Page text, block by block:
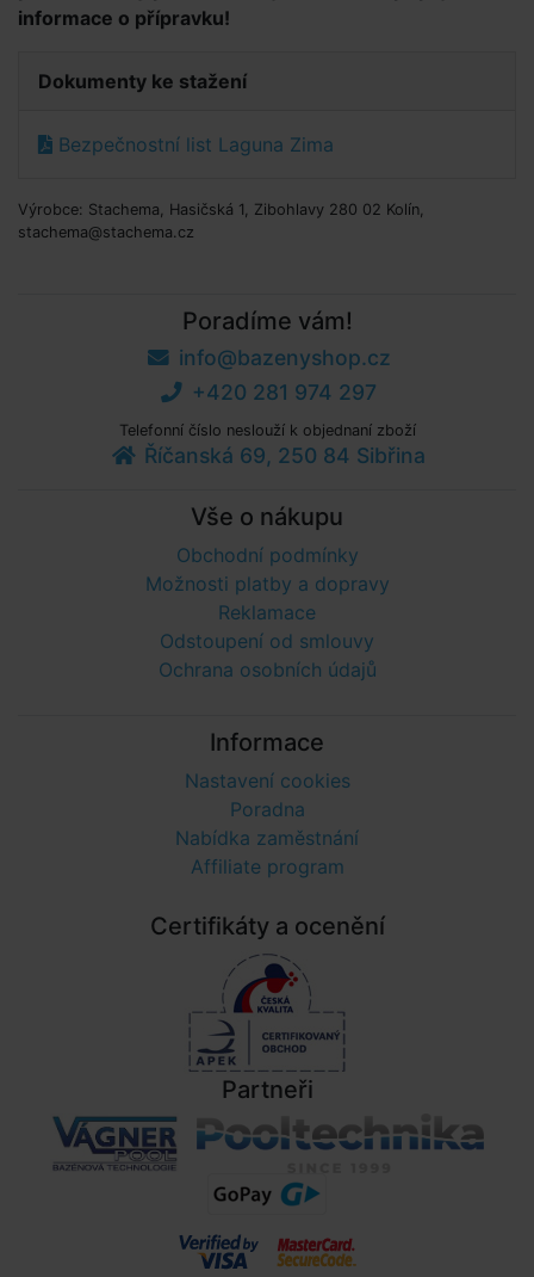
informace o přípravku!
Dokumenty ke stažení
Bezpečnostní list Laguna Zima
Výrobce: Stachema, Hasičská 1, Zibohlavy 280 02 Kolín,
stachema@stachema.cz
Poradíme vám!
info@bazenyshop.cz
+420 281 974 297
Telefonní číslo neslouží k objednaní zboží
Říčanská 69, 250 84 Sibřina
Vše o nákupu
Obchodní podmínky
Možnosti platby a dopravy
Reklamace
Odstoupení od smlouvy
Ochrana osobních údajů
Informace
Nastavení cookies
Poradna
Nabídka zaměstnání
Affiliate program
Certifikáty a ocenění
Partneři